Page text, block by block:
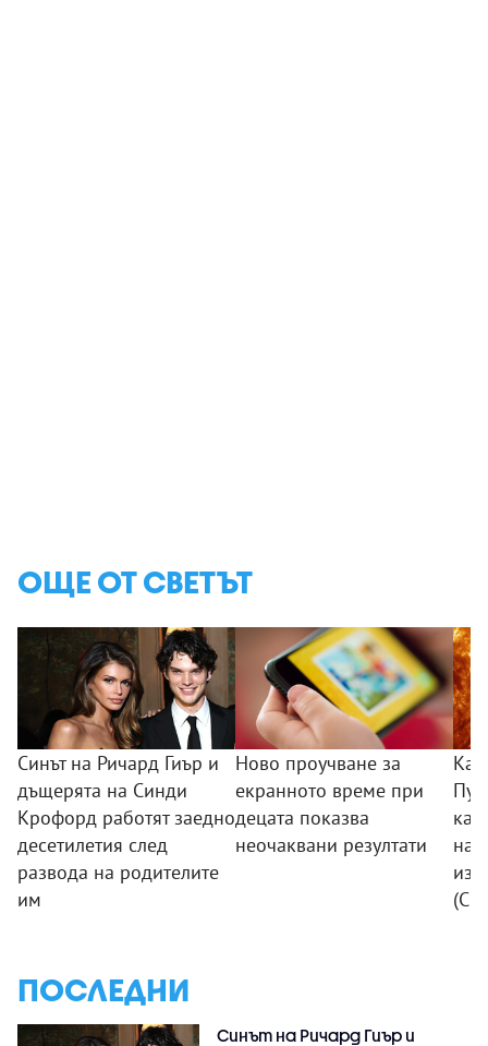
ОЩЕ ОТ СВЕТЪТ
Синът на Ричард Гиър и
дъщерята на Синди
Крофорд работят заедно
десетилетия след
развода на родителите
им
Ново проучване за
екранното време при
децата показва
неочаквани резултати
ПОСЛЕДНИ
Синът на Ричард Гиър и